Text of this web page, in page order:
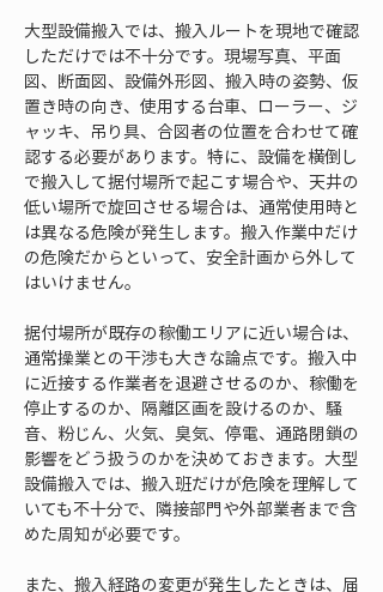
大型設備搬入では、搬入ルートを現地で確認
しただけでは不十分です。現場写真、平面
図、断面図、設備外形図、搬入時の姿勢、仮
置き時の向き、使用する台車、ローラー、ジ
ャッキ、吊り具、合図者の位置を合わせて確
認する必要があります。特に、設備を横倒し
で搬入して据付場所で起こす場合や、天井の
低い場所で旋回させる場合は、通常使用時と
は異なる危険が発生します。搬入作業中だけ
の危険だからといって、安全計画から外して
はいけません。
据付場所が既存の稼働エリアに近い場合は、
通常操業との干渉も大きな論点です。搬入中
に近接する作業者を退避させるのか、稼働を
停止するのか、隔離区画を設けるのか、騒
音、粉じん、火気、臭気、停電、通路閉鎖の
影響をどう扱うのかを決めておきます。大型
設備搬入では、搬入班だけが危険を理解して
いても不十分で、隣接部門や外部業者まで含
めた周知が必要です。
また、搬入経路の変更が発生したときは、届